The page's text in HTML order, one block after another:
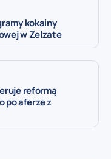
kokainy
w Zelzate
reformą
po aferze z